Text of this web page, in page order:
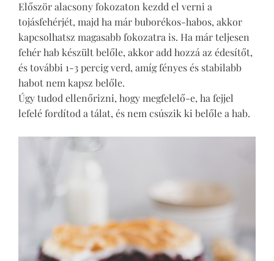
Először alacsony fokozaton kezdd el verni a
tojásfehérjét, majd ha már buborékos-habos, akkor
kapcsolhatsz magasabb fokozatra is. Ha már teljesen
fehér hab készült belőle, akkor add hozzá az édesítőt,
és további 1-3 percig verd, amíg fényes és stabilabb
habot nem kapsz belőle.
Úgy tudod ellenőrizni, hogy megfelelő-e, ha fejjel
lefelé fordítod a tálat, és nem csúszik ki belőle a hab.